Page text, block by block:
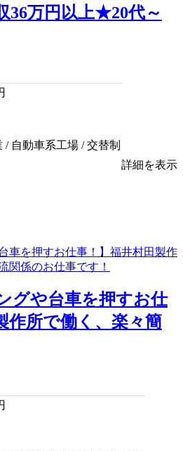
万円以上★20代～
/ 自動車系工場 / 交替制
詳細を表示
グや台車を押すお仕
作所で働く、楽々簡